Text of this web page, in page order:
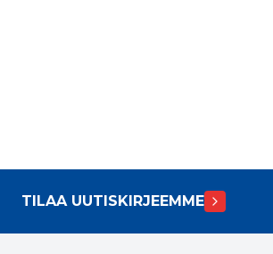
TILAA UUTISKIRJEEMME